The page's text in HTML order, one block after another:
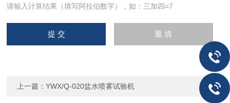
请输入计算结果（填写阿拉伯数字），如：三加四=7
上一篇：YWX/Q-020盐水喷雾试验机